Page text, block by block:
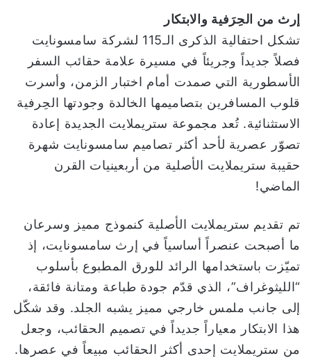
إرث من الحِرَفية والابتكار
تشكل احتفالية الذكرى الـ115 لشركة سامسونايت
فصلاً جديداً وجريئاً في مسيرة علامة حقائب السفر
الأسطورية التي صمدت أمام اختبار الزمن، وأسرت
قلوب المسافرين بتصاميمها الخالدة وجودتها الحِرفية
الاستثنائية. تُعد مجموعة ستريملايت الجديدة إعادة
تصوّر عصرية لأحد أكثر تصاميم سامسونايت شهرة
حقيبة ستريملايت الأصلية من أربعينيات القرن
الماضي!
تم تقديم ستريملايت الأصلية كنموذج مميز وسرعان
ما أصبحت عنصراً أساسياً في إرث سامسونايت، إذ
تميّزت باستخدامها الرائد للورق المطبوع بأسلوب
“الليثوغراف”، الذي قدّم جودة طباعة ومتانة فائقة،
إلى جانب ملمس خارجي مميز يشبه الجلد. وقد شكّل
هذا الابتكار معياراً جديداً في تصميم الحقائب، وجعل
من ستريملايت إحدى أكثر الحقائب مبيعاً في عصرها.